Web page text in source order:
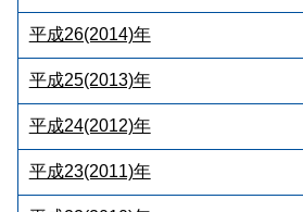
平成26(2014)年
平成25(2013)年
平成24(2012)年
平成23(2011)年